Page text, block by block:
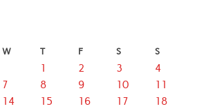
W T F S S
1 2 3
4
7 8 9 10
11
14 15 16 17
18